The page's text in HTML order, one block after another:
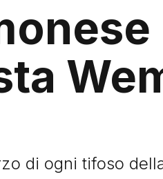
di ogni tifoso